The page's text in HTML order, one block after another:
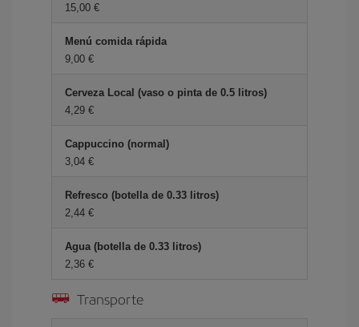
15,00
Menú comida rápida
9,00
Cerveza Local (vaso o pinta de 0.5 litros)
4,29
Cappuccino (normal)
3,04
Refresco (botella de 0.33 litros)
2,44
Agua (botella de 0.33 litros)
2,36
Transporte